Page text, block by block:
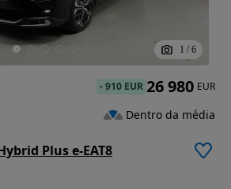
1 / 6
Plus e-EAT8
-910 EUR 26 980 EUR
Dentro da média